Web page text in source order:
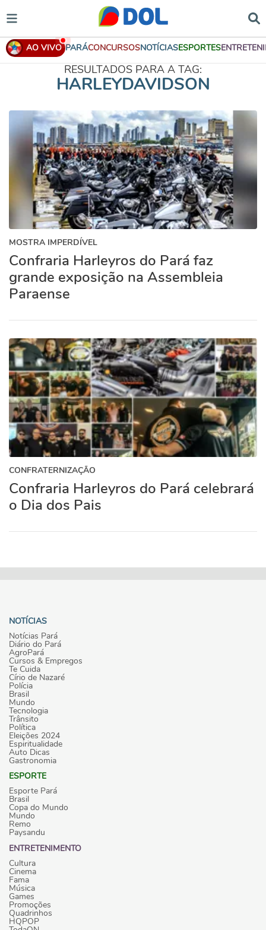
AO VIVO PARÁCONCURSOSNOTÍCIASESPORTES
RESULTADOS PARA A TAG:
HARLEYDAVIDSON
MOSTRA IMPERDÍVEL
Confraria Harleyros do Pará faz
grande exposição na Assembleia
Paraense
CONFRATERNIZAÇÃO
Confraria Harleyros do Pará celebrará
o Dia dos Pais
NOTÍCIAS
Notícias Pará
Diário do Pará
AgroPará
Cursos & Empregos
Te Cuida
Círio de Nazaré
Polícia
Brasil
Mundo
Tecnologia
Trânsito
Política
Eleições 2024
Espiritualidade
Auto Dicas
Gastronomia
ESPORTE
Esporte Pará
Brasil
Copa do Mundo
Mundo
Remo
Paysandu
ENTRETENIMENTO
Cultura
Cinema
Fama
Música
Games
Promoções
Quadrinhos
HQPOP